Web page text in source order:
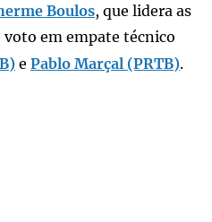
Boulos, que lidera as
voto em empate técnico
e Pablo Marçal (PRTB).